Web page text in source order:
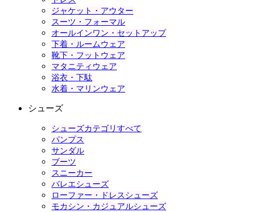
ジャケット・アウター
スーツ・フォーマル
オールインワン・セットアップ
下着・ルームウェア
靴下・フットウェア
マタニティウェア
浴衣・下駄
水着・マリンウェア
シューズ
シューズカテゴリすべて
パンプス
サンダル
ブーツ
スニーカー
バレエシューズ
ローファー・ドレスシューズ
モカシン・カジュアルシューズ